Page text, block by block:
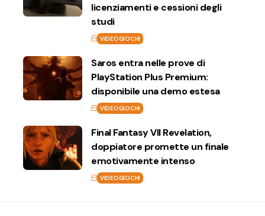
licenziamenti e cessioni degli
studi
VIDEOGIOCHI
Saros entra nelle prove di
PlayStation Plus Premium:
disponibile una demo estesa
VIDEOGIOCHI
Final Fantasy VII Revelation,
doppiatore promette un finale
emotivamente intenso
VIDEOGIOCHI